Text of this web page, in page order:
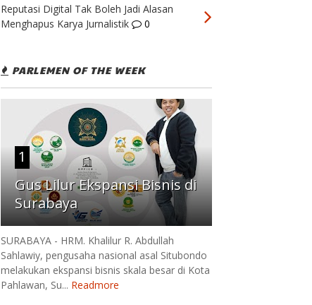
Reputasi Digital Tak Boleh Jadi Alasan
Menghapus Karya Jurnalistik
0
PARLEMEN OF THE WEEK
1
Gus Lilur Ekspansi Bisnis di
Surabaya
SURABAYA - HRM. Khalilur R. Abdullah
Sahlawiy, pengusaha nasional asal Situbondo
melakukan ekspansi bisnis skala besar di Kota
Pahlawan, Su... Readmore